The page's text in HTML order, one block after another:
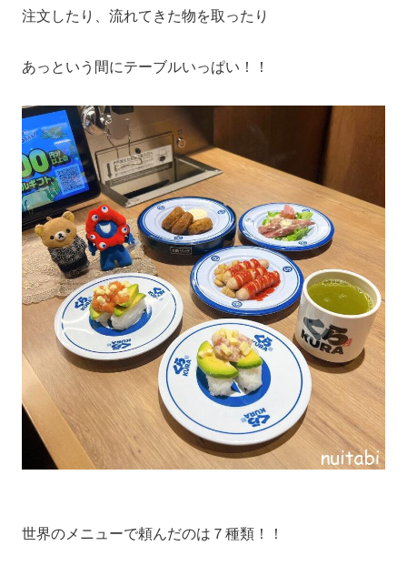
注文したり、流れてきた物を取ったり
あっという間にテーブルいっぱい！！
世界のメニューで頼んだのは７種類！！